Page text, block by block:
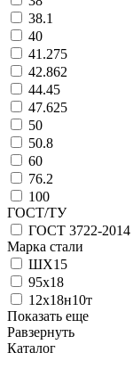
38.1
40
41.275
42.862
44.45
47.625
50
50.8
60
76.2
100
ГОСТ/ТУ
ГОСТ 3722-2014
Марка стали
ШХ15
95х18
12х18н10т
Показать еще
Равзернуть
Каталог